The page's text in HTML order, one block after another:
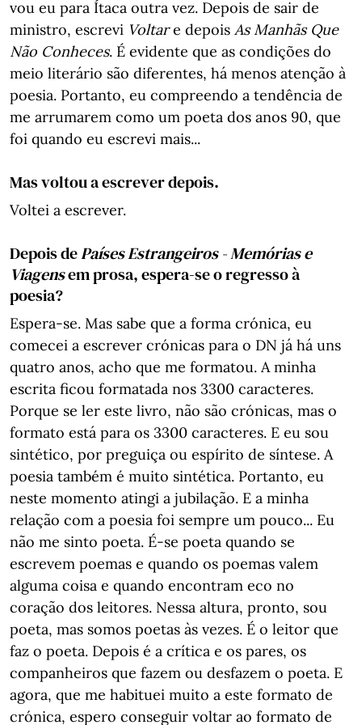
vou eu para Ítaca outra vez. Depois de sair de
ministro, escrevi Voltare depois As Manhãs Que
Não Conheces. É evidente que as condições do
meio literário são diferentes, há menos atenção à
poesia. Portanto, eu compreendo a tendência de
me arrumarem como um poeta dos anos 90, que
foi quando eu escrevi mais...
Mas voltou a escrever depois.
Voltei a escrever.
Depois dePaíses Estrangeiros - Memórias e
Viagensem prosa, espera-se o regresso à
poesia?
Espera-se. Mas sabe que a forma crónica, eu
comecei a escrever crónicas para o DN já há uns
quatro anos, acho que me formatou. A minha
escrita ficou formatada nos 3300 caracteres.
Porque se ler este livro, não são crónicas, mas o
formato está para os 3300 caracteres. E eu sou
sintético, por preguiça ou espírito de síntese. A
poesia também é muito sintética. Portanto, eu
neste momento atingi a jubilação. E a minha
relação com a poesia foi sempre um pouco... Eu
não me sinto poeta. É-se poeta quando se
escrevem poemas e quando os poemas valem
alguma coisa e quando encontram eco no
coração dos leitores. Nessa altura, pronto, sou
poeta, mas somos poetas às vezes. É o leitor que
faz o poeta. Depois é a crítica e os pares, os
companheiros que fazem ou desfazem o poeta. E
agora, que me habituei muito a este formato de
crónica, espero conseguir voltar ao formato de